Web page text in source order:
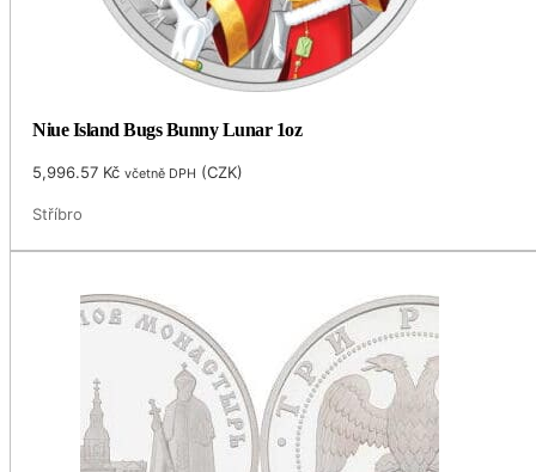
Niue Island Bugs Bunny Lunar 1oz
5,996.57 Kč včetně DPH (CZK)
Stříbro